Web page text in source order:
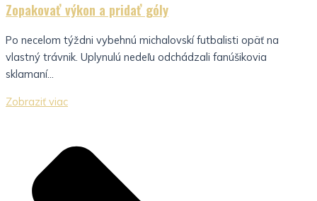
Zopakovať výkon a pridať góly
Po necelom týždni vybehnú michalovskí futbalisti opäť na
vlastný trávnik. Uplynulú nedeľu odchádzali fanúšikovia
sklamaní...
Zobraziť viac